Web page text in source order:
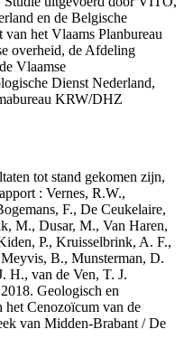
en de Belgische
het Vlaams Planbureau
overheid, de Afdeling
Vlaamse
Dienst Nederland,
KRW/DHZ
tot stand gekomen zijn,
: Vernes, R.W.,
F., De Ceukelaire,
M., Dusar, M., Van Haren,
P., Kruisselbrink, A. F.,
B., Munsterman, D.
H., van de Ven, T. J.
Geologisch en
Cenozoïcum van de
van Midden-Brabant / De